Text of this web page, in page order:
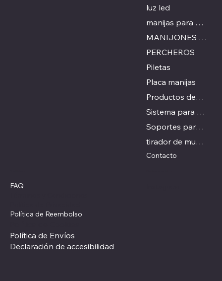
luz led
manijas para puertas
MANIJONES PARA PUERTA
PERCHEROS
Piletas
Placa manijas
Productos destacados
Sistema para puertas ocultas
Soportes para estandes
tirador de mueble
Contacto
FAQ
Política de Reembolso
Política de Envíos
Declaración de accesibilidad